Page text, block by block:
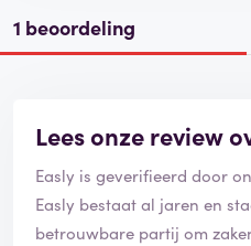
1 beoordeling
Lees onze review
Easly is geverifieerd door
Easly bestaat al jaren en
betrouwbare partij om